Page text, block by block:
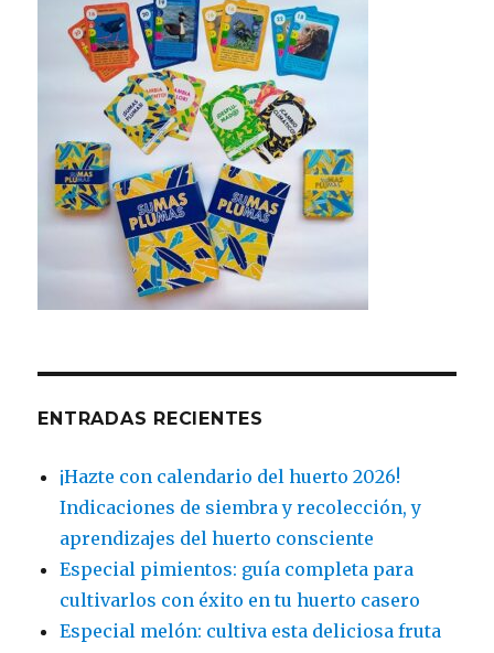
ENTRADAS RECIENTES
¡Hazte con calendario del huerto 2026!
Indicaciones de siembra y recolección, y
aprendizajes del huerto consciente
Especial pimientos: guía completa para
cultivarlos con éxito en tu huerto casero
Especial melón: cultiva esta deliciosa fruta